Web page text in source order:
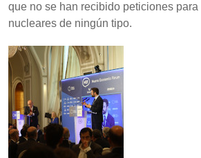
que no se han recibido peticiones
nucleares de ningún tipo.